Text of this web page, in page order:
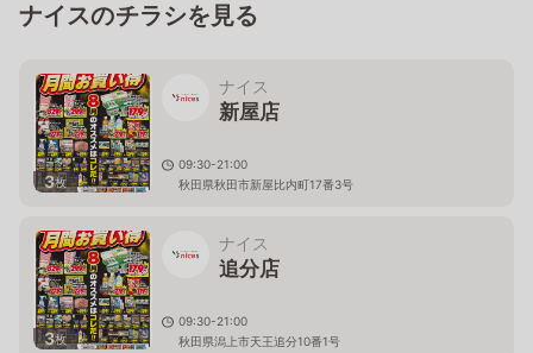
ナイスのチラシを見る
3枚
ナイス
新屋店
09:30-21:00
秋田県秋田市新屋比内町17番3号
3枚
ナイス
追分店
09:30-21:00
秋田県潟上市天王追分10番1号